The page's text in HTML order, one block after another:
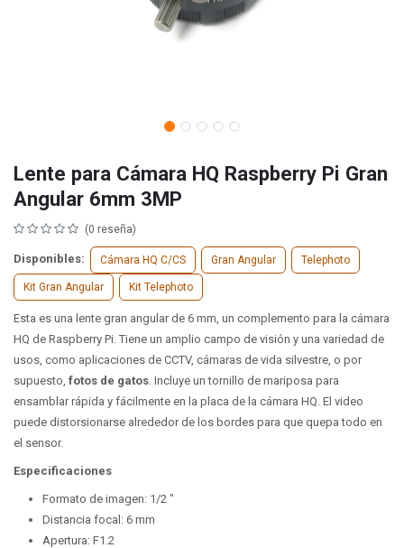
Lente para Cámara HQ Raspberry Pi Gran
Angular 6mm 3MP
(0 reseña)
Disponibles: Cámara HQ C/CS Gran Angular Telephoto
Kit Gran Angular Kit Telephoto
Esta es una lente gran angular de 6 mm, un complemento para la cámara
HQ de Raspberry Pi. Tiene un amplio campo de visión y una variedad de
usos, como aplicaciones de CCTV, cámaras de vida silvestre, o por
supuesto, fotos de gatos. Incluye un tornillo de mariposa para
ensamblar rápida y fácilmente en la placa de la cámara HQ. El video
puede distorsionarse alrededor de los bordes para que quepa todo en
el sensor.
Especificaciones
Formato de imagen: 1/2 "
Distancia focal: 6 mm
Apertura: F1.2